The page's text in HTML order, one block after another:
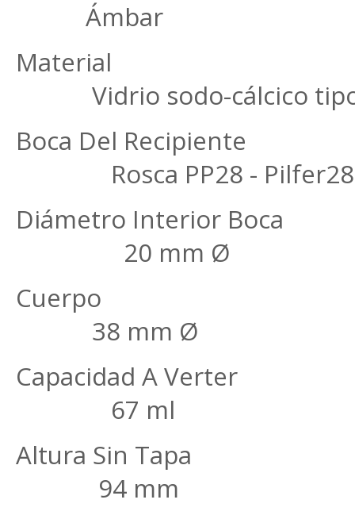
Ámbar
Vidrio sodo-cálcico
Boca Del
Rosca PP28 - Pilfer28
Diámetro
20 mm Ø
38 mm Ø
Capacidad
67 ml
Altura
94 mm